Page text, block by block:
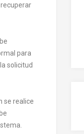
para
solicitud
se realice